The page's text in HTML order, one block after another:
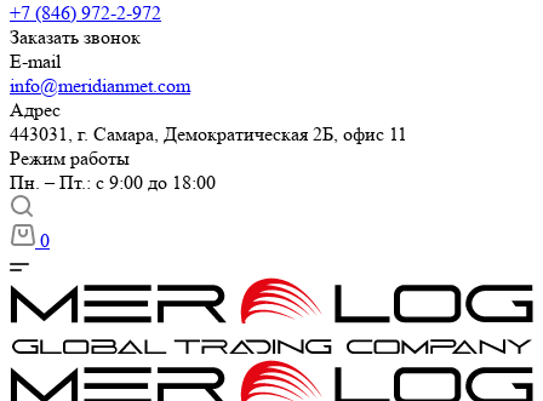
+7 (846) 972-2-972
Заказать звонок
E-mail
info@meridianmet.com
Адрес
443031, г. Самара, Демократическая 2Б, офис 11
Режим работы
Пн. – Пт.: с 9:00 до 18:00
0